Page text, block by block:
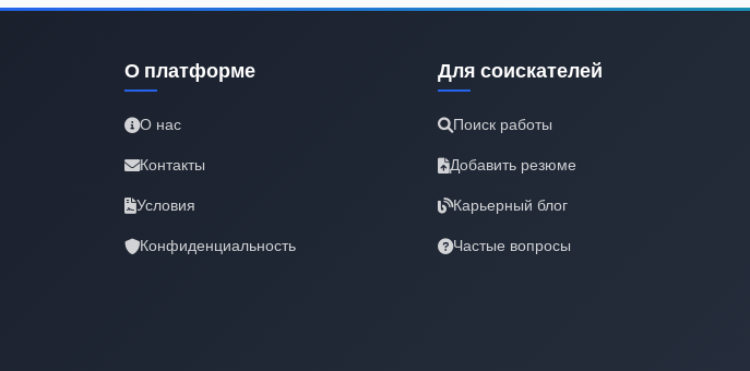
О платформе
О нас
Контакты
Условия
Конфиденциальность
Для соискателей
Поиск работы
Добавить резюме
Карьерный блог
Частые вопросы